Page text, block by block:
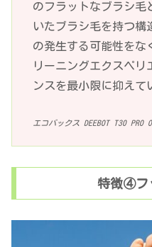
のフラットなブラシ毛
いたブラシ毛を持つ構
の発生する可能性をな
リーニングエクスペリ
ンスを最小限に抑えて
エコバックス DEEBOT T30 PRO
特徴④フ